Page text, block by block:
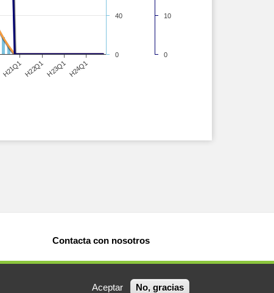
H21Q1H22Q1H23Q1H24Q1
0
40
0
10
Contacta con nosotros
Aceptar No, gracias